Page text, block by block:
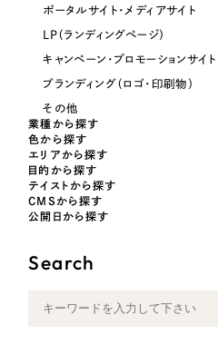
ポータルサイト・メディアサイト
LP（ランディングページ）
キャンペーン・プロモーションサイト
ブランディング（ロゴ・印刷物）
その他
業種から探す
色から探す
エリアから探す
目的から探す
テイストから探す
CMSから探す
公開日から探す
Search